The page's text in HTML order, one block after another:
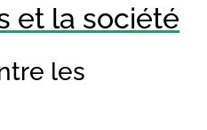
et la société
les